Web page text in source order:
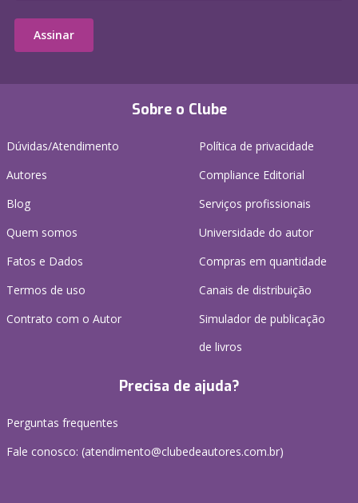
Sobre o Clube
Dúvidas/Atendimento
Autores
Blog
Quem somos
Fatos e Dados
Termos de uso
Contrato com o Autor
Política de privacidade
Compliance Editorial
Serviços profissionais
Universidade do autor
Compras em quantidade
Canais de distribuição
Simulador de publicação
de livros
Precisa de ajuda?
Perguntas frequentes
Fale conosco: (atendimento@clubedeautores.com.br)
Assinar